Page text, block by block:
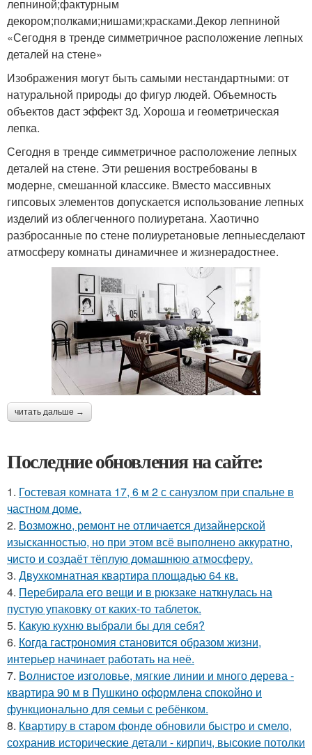
лепниной;фактурным
декором;полками;нишами;красками.Декор лепниной
«Сегодня в тренде симметричное расположение лепных
деталей на стене»
Изображения могут быть самыми нестандартными: от
натуральной природы до фигур людей. Объемность
объектов даст эффект 3д. Хороша и геометрическая
лепка.
Сегодня в тренде симметричное расположение лепных
деталей на стене. Эти решения востребованы в
модерне, смешанной классике. Вместо массивных
гипсовых элементов допускается использование лепных
изделий из облегченного полиуретана. Хаотично
разбросанные по стене полиуретановые лепныесделают
атмосферу комнаты динамичнее и жизнерадостнее.
читать дальше →
Последние обновления на сайте:
1. Гостевая комната 17, 6 м 2 с санузлом при спальне в
частном доме.
2. Возможно, ремонт не отличается дизайнерской
изысканностью, но при этом всё выполнено аккуратно,
чисто и создаёт тёплую домашнюю атмосферу.
3. Двухкомнатная квартира площадью 64 кв.
4. Перебирала его вещи и в рюкзаке наткнулась на
пустую упаковку от каких-то таблеток.
5. Какую кухню выбрали бы для себя?
6. Когда гастрономия становится образом жизни,
интерьер начинает работать на неё.
7. Волнистое изголовье, мягкие линии и много дерева -
квартира 90 м в Пушкино оформлена спокойно и
функционально для семьи с ребёнком.
8. Квартиру в старом фонде обновили быстро и смело,
сохранив исторические детали - кирпич, высокие потолки